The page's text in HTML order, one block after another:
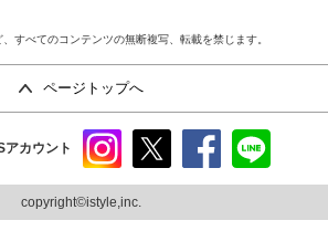
すべてのコンテンツの無断複写、転載を禁じます。
ページトップへ
アカウント
ram
copyright©istyle,inc.